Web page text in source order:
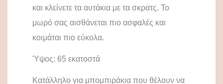
και κλείνετε τα αυτάκια με τα σκρατς. Το
μωρό σας αισθάνεται πιο ασφαλές και
κοιμάται πιο εύκολα.
Ύψος: 65 εκατοστά
Κατάλληλο για μπομπιράκια που θέλουν να